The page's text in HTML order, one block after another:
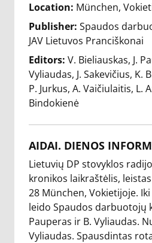
Location: München,
Publisher: Spaudos
JAV Lietuvos Pranciškonai
Editors: V. Bieliauskas J.
Vyliaudas J. Sakevičius K.
P. Jurkus A. Vaičiulaitis L.
Bindokienė
AIDAI. DIENOS
Lietuvių DP stovyklos
kronikos laikraštėlis, leistas
28 München, Vokietijoje.
leido Spaudos darbuotojų
Pauperas ir B. Vyliaudas.
Vyliaudas. Spausdintas